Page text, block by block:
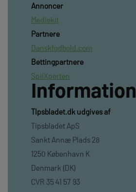
Annoncer
Mediekit
Partnere
Danskfodbold.com
Bettingpartnere
SpilXperten
Information
TIpsbladet.dk udgives af
Tipsbladet ApS
Sankt Annæ Plads 28
1250 København K
Denmark (DK)
CVR 35 41 57 93